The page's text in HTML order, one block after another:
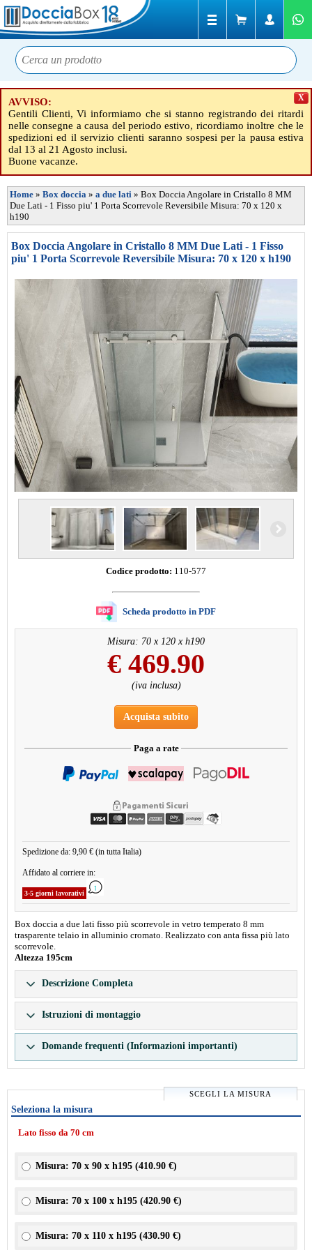
AVVISO:
Gentili Clienti, Vi informiamo che si stanno registrando dei ritardi
nelle consegne a causa del periodo estivo, ricordiamo inoltre che le
spedizioni ed il servizio clienti saranno sospesi per la pausa estiva
dal 13 al 21 Agosto inclusi.
Buone vacanze.
X
Home » Box doccia » a due lati » Box Doccia Angolare in Cristallo 8 MM
Due Lati - 1 Fisso piu' 1 Porta Scorrevole Reversibile Misura: 70 x 120 x
h190
Box Doccia Angolare in Cristallo 8 MM Due Lati - 1 Fisso
piu' 1 Porta Scorrevole Reversibile Misura: 70 x 120 x h190
Codice prodotto: 110-577
Scheda prodotto in PDF
Misura: 70 x 120 x h190
€ 469.90
(iva inclusa)
Acquista subito
Paga a rate
Spedizione da: 9,90 € (in tutta Italia)
Affidato al corriere in:
3-5 giorni lavorativi
Box doccia a due lati fisso più scorrevole in vetro temperato 8 mm
trasparente telaio in alluminio cromato. Realizzato con anta fissa più lato
scorrevole.
Altezza 195cm
Descrizione Completa
Istruzioni di montaggio
Domande frequenti (Informazioni importanti)
SCEGLI LA MISURA
Seleziona la misura
Lato fisso da 70 cm
Misura: 70 x 90 x h195 (410.90 €)
Misura: 70 x 100 x h195 (420.90 €)
Misura: 70 x 110 x h195 (430.90 €)